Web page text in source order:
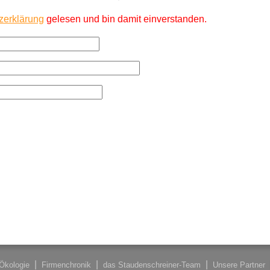
gelesen und bin damit einverstanden.
Firmenchronik das Staudenschreiner-Team Unsere Partner